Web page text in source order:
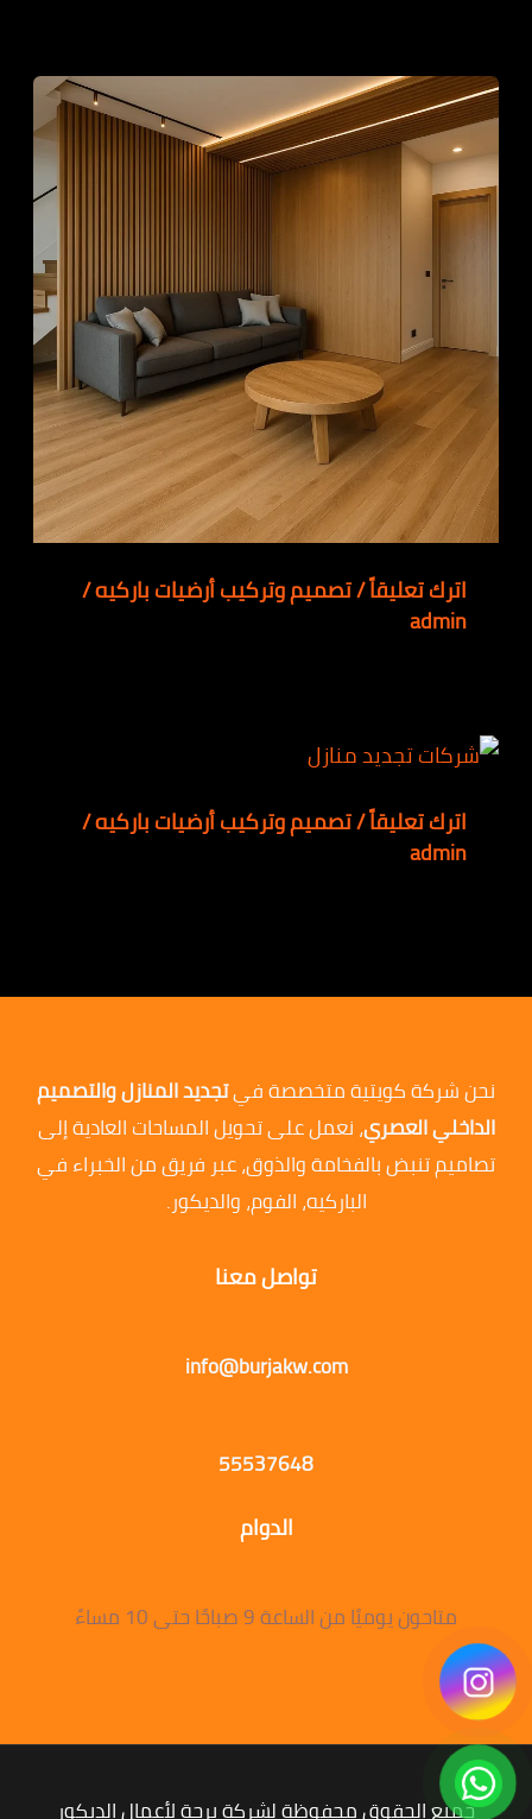
اترك تعليقاً/تصميم وتركيب أرضيات باركيه/
admin
اترك تعليقاً/تصميم وتركيب أرضيات باركيه/
admin
نحن شركة كويتية متخصصة فيتجديد المنازل والتصميم
الداخلي العصري، نعمل على تحويل المساحات العادية إلى
تصاميم تنبض بالفخامة والذوق، عبر فريق من الخبراء في
الباركيه، الفوم، والديكور.
تواصل معنا
info@burjakw.com
55537648
الدوام
متاحون يوميًا من الساعة 9 صباحًا حتى 10 مساءً
جميع الحقوق محفوظة لشركة برجة لأعمال الديكور